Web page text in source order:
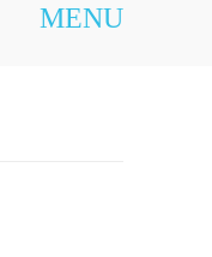
MENU